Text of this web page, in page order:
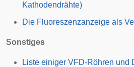
Kathodendrähte)
Die Fluoreszenzanzeige als
Sonstiges
Liste einiger VFD-Röhren und